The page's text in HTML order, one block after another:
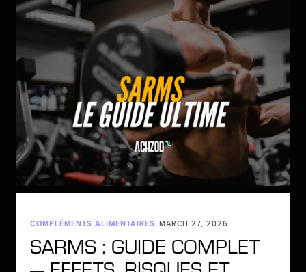
COMPLÉMENTS ALIMENTAIRES MARCH 27, 2026
SARMS : GUIDE COMPLET